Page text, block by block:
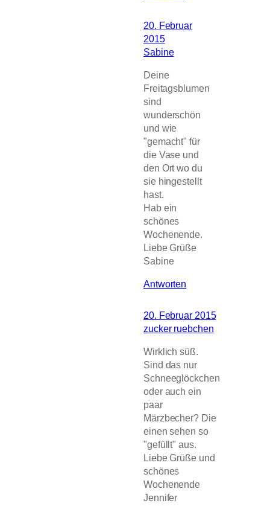
20. Februar
2015
Sabine
Deine
Freitagsblumen
sind
wunderschön
und wie
"gemacht" für
die Vase und
den Ort wo du
sie hingestellt
hast.
Hab ein
schönes
Wochenende.
Liebe Grüße
Sabine
Antworten
20. Februar 2015
zucker ruebchen
Wirklich süß.
Sind das nur
Schneeglöckchen
oder auch ein
paar
Märzbecher? Die
einen sehen so
"gefüllt" aus.
Liebe Grüße und
schönes
Wochenende
Jennifer